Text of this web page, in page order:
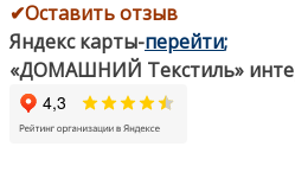
✔Оставить отзыв
Яндекс карты-перейти;
«ДОМАШНИЙ Текстиль»